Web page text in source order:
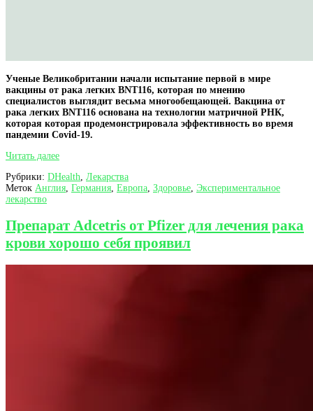
Ученые Великобритании начали испытание первой в мире
вакцины от рака легких BNT116, которая по мнению
специалистов выглядит весьма многообещающей. Вакцина от
рака легких BNT116 основана на технологии матричной РНК,
которая которая продемонстрировала эффективность во время
пандемии Covid-19.
Читать далееВ
начали
испытание
рака
легких
BNT116
Рубрики: DHealth Лекарства
Меток Англия Германия Европа Здоровье Экспериментальное
лекарство
Препарат Adcetris от Pfizer для лечения рака
крови хорошо себя проявил